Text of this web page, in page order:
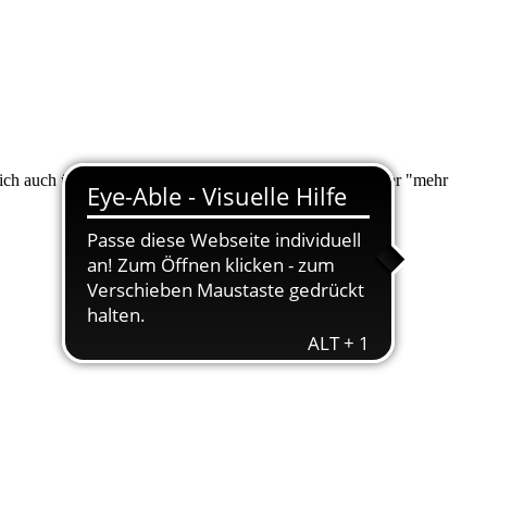
auch über "Suche" nach Ihrem Anliegen suchen. Unter "mehr